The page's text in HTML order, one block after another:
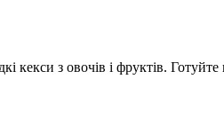
кекси з овочів і фруктів.